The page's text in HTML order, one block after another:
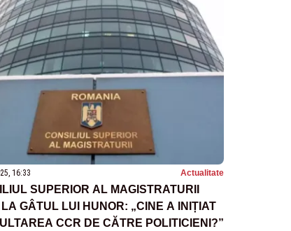
16:33 Actualitate
SUPERIOR AL MAGISTRATURII
GÂTUL LUI HUNOR: „CINE A INIȚIAT
CCR DE CĂTRE POLITICIENI?”